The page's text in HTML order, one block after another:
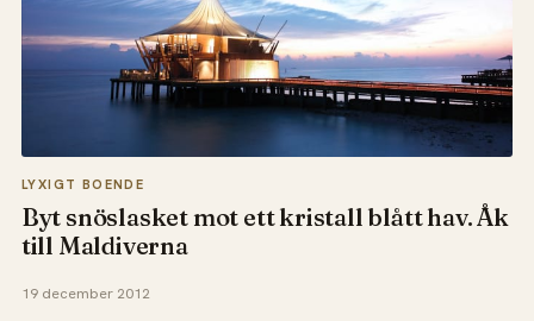
LYXIGT BOENDE
Byt snöslasket mot ett kristall blått hav. Åk
till Maldiverna
19 december 2012